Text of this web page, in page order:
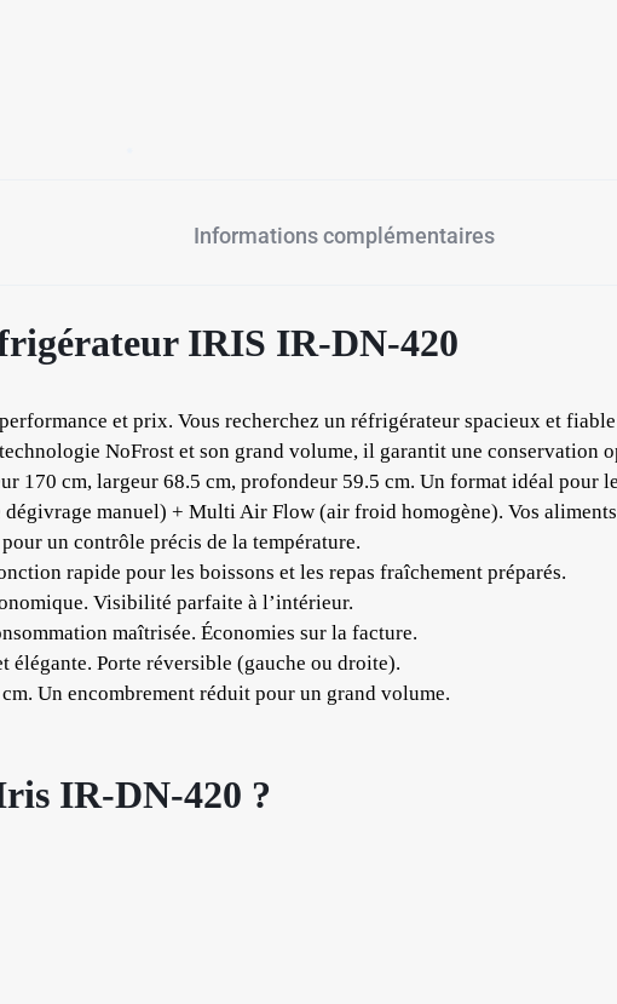
Informations complémentaires
IRIS IR-DN-420
et prix. Vous recherchez un réfrigérateur spacieux et
NoFrost et son grand volume, il garantit une conservation
170 cm, largeur 68.5 cm, profondeur 59.5 cm. Un format idéal pour
dégivrage manuel) + Multi Air Flow (air froid homogène). Vos
un contrôle précis de la température.
rapide pour les boissons et les repas fraîchement préparés.
Visibilité parfaite à l’intérieur.
maîtrisée. Économies sur la facture.
Porte réversible (gauche ou droite).
Un encombrement réduit pour un grand volume.
IR-DN-420 ?